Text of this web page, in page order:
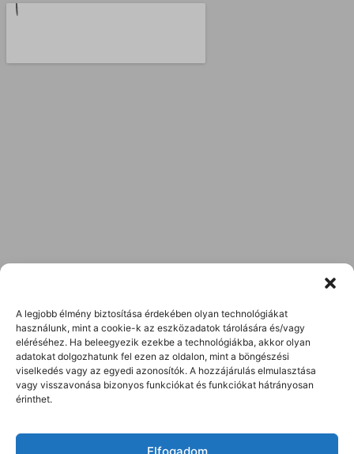
A legjobb élmény biztosítása érdekében olyan technológiákat
használunk, mint a cookie-k az eszközadatok tárolására és/vagy
eléréséhez. Ha beleegyezik ezekbe a technológiákba, akkor olyan
adatokat dolgozhatunk fel ezen az oldalon, mint a böngészési
viselkedés vagy az egyedi azonosítók. A hozzájárulás elmulasztása
vagy visszavonása bizonyos funkciókat és funkciókat hátrányosan
érinthet.
Elfogadom